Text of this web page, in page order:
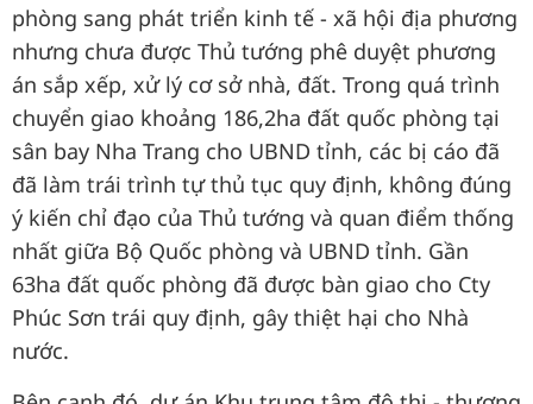
phòng sang phát triển kinh tế - xã hội địa phương
nhưng chưa được Thủ tướng phê duyệt phương
án sắp xếp, xử lý cơ sở nhà, đất. Trong quá trình
chuyển giao khoảng 186,2ha đất quốc phòng tại
sân bay Nha Trang cho UBND tỉnh, các bị cáo đã
đã làm trái trình tự thủ tục quy định, không đúng
ý kiến chỉ đạo của Thủ tướng và quan điểm thống
nhất giữa Bộ Quốc phòng và UBND tỉnh. Gần
63ha đất quốc phòng đã được bàn giao cho Cty
Phúc Sơn trái quy định, gây thiệt hại cho Nhà
nước.